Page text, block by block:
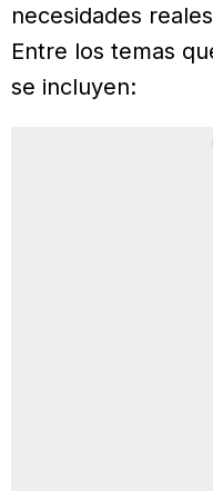
necesidades
Entre los temas
se incluyen: